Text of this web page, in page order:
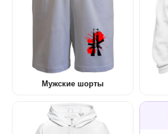
Мужские шорты